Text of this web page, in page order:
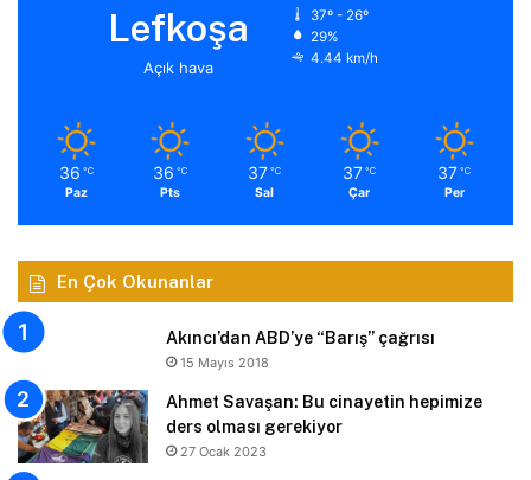
Lefkoşa
Açık hava
37º - 26º
29%
4.44 km/h
36 ℃
Paz
36 ℃
Pts
37 ℃
Sal
37 ℃
Çar
37 ℃
Per
En Çok Okunanlar
Akıncı’dan ABD’ye “Barış” çağrısı
15 Mayıs 2018
Ahmet Savaşan: Bu cinayetin hepimize
ders olması gerekiyor
27 Ocak 2023